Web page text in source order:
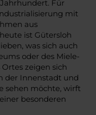
Für
mit
aus
ist Gütersloh
was sich auch
oder des Miele-
zeigen sich
der Innenstadt und
sehen möchte, wirft
besonderen